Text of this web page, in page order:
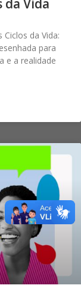
da Vida:
para
e a realidade